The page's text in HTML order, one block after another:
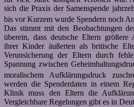
sich die Praxis der Samenspende
bis vor Kurzem wurde Spendern noch
Das stimmt mit den Beobachtungen
überein, dass deutsche Eltern
ihrer Kinder äußerten als britische
Verunsicherung der Eltern durch
Spannung zwischen
moralischem Aufklärungsdruck
werden die Spenderdaten in einem
Klinik muss den Eltern die
Vergleichbare Regelungen gibt es in